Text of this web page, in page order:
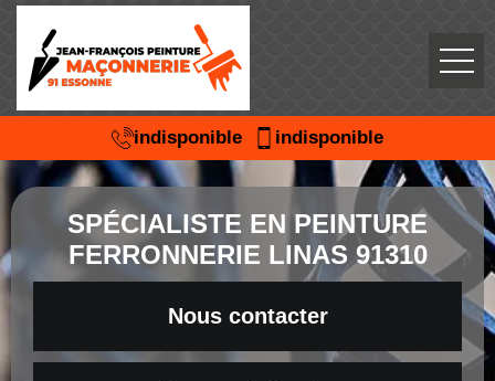
indisponible indisponible
SPÉCIALISTE EN PEINTURE
FERRONNERIE LINAS 91310
Nous contacter